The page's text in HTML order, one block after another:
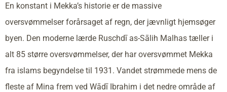
En konstant i Mekka’s historie er de massive
oversvømmelser forårsaget af regn, der jævnligt hjemsøger
byen. Den moderne lærde Ruschdī as-Sālih Malhas tæller i
alt 85 større oversvømmelser, der har oversvømmet Mekka
fra islams begyndelse til 1931. Vandet strømmede mens de
fleste af Mina frem ved Wādī Ibrahim i det nedre område af